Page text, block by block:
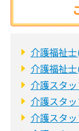
介護福祉
介護福祉
介護スタ
介護スタ
介護スタ